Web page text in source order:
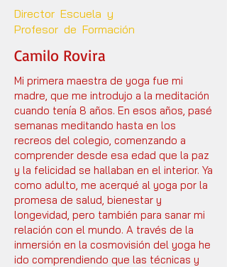
Director Escuela y
Profesor de Formación
Camilo Rovira
Mi primera maestra de yoga fue mi
madre, que me introdujo a la meditación
cuando tenía 8 años. En esos años, pasé
semanas meditando hasta en los
recreos del colegio, comenzando a
comprender desde esa edad que la paz
y la felicidad se hallaban en el interior. Ya
como adulto, me acerqué al yoga por la
promesa de salud, bienestar y
longevidad, pero también para sanar mi
relación con el mundo. A través de la
inmersión en la cosmovisión del yoga he
ido comprendiendo que las técnicas y